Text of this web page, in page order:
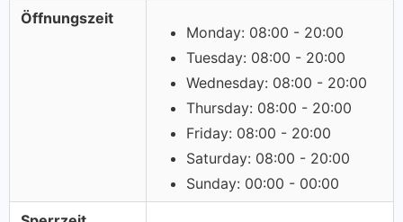
Öffnungszeit
Monday: 08:00 - 20:00
Tuesday: 08:00 - 20:00
Wednesday: 08:00 - 20:00
Thursday: 08:00 - 20:00
Friday: 08:00 - 20:00
Saturday: 08:00 - 20:00
Sunday: 00:00 - 00:00